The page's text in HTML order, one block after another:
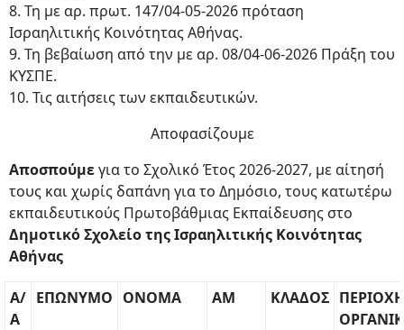
8. Τη με αρ. πρωτ. 147/04-05-2026 πρόταση
Ισραηλιτικής Κοινότητας Αθήνας.
9. Τη βεβαίωση από την με αρ. 08/04-06-2026 Πράξη του
ΚΥΣΠΕ.
10. Τις αιτήσεις των εκπαιδευτικών.
Αποφασίζουμε
Αποσπούμεγια το Σχολικό Έτος 2026-2027, με αίτησή
τους και χωρίς δαπάνη για το Δημόσιο, τους κατωτέρω
εκπαιδευτικούς Πρωτοβάθμιας Εκπαίδευσης στο
Δημοτικό Σχολείο της Ισραηλιτικής Κοινότητας
Αθήνας
Α/
Α
ΕΠΩΝΥΜΟ ΟΝΟΜΑ ΑΜ ΚΛΑΔΟΣ ΠΕΡΙΟΧΗ